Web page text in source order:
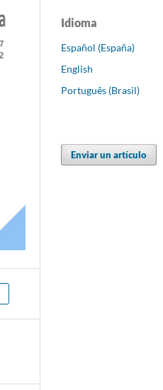
Idioma
Español (España)
English
Português (Brasil)
Enviar un artículo